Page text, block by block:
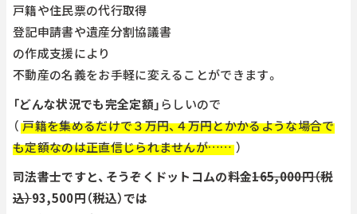
戸籍や住民票の代行取得
登記申請書や遺産分割協議書
の作成支援により
不動産の名義をお手軽に変えることができます。
「どんな状況でも完全定額」らしいので
（ 戸籍を集めるだけで３万円、４万円とかかるような場合で
も定額なのは正直信じられませんが…… ）
司法書士ですと、そうぞくドットコムの料金165,000円（税
込）93,500円（税込）では